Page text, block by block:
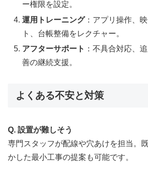
ー権限を設定。
運用トレーニング：アプリ操作、
ト、台帳整備をレクチャー。
アフターサポート ：不具合対応、
善の継続支援。
よくある不安と対策
Q. 設置が難しそう
専門スタッフが配線や穴あけを担当。
かした最小工事の提案も可能です。